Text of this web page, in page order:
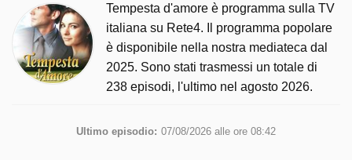
Tempesta d'amore è programma sulla TV
italiana su Rete4. Il programma popolare
è disponibile nella nostra mediateca dal
2025. Sono stati trasmessi un totale di
238 episodi, l'ultimo nel agosto 2026.
Ultimo episodio: 07/08/2026 alle ore 08:42